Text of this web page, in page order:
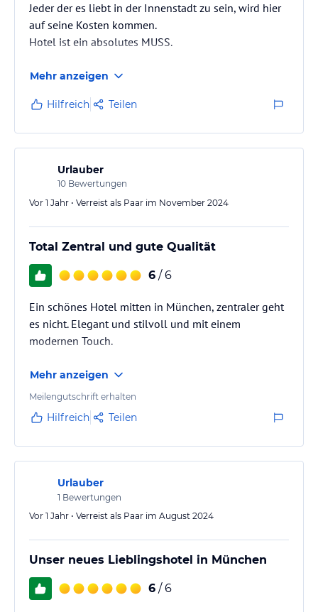
Jeder der es liebt in der Innenstadt zu sein, wird hier
auf seine Kosten kommen.
Hotel ist ein absolutes MUSS.
Mehr anzeigen
Hilfreich Teilen
Urlauber
10 Bewertungen
Vor 1 Jahr • Verreist als Paar im November 2024
Total Zentral und gute Qualität
6 / 6
Ein schönes Hotel mitten in München, zentraler geht
es nicht. Elegant und stilvoll und mit einem
modernen Touch.
Mehr anzeigen
Meilengutschrift erhalten
Hilfreich Teilen
Urlauber
1 Bewertungen
Vor 1 Jahr • Verreist als Paar im August 2024
Unser neues Lieblingshotel in München
6 / 6